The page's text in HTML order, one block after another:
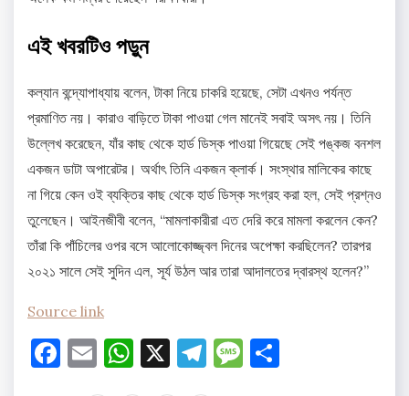
এই খবরটিও পড়ুন
কল্যান বন্দ্যোপাধ্যায় বলেন, টাকা নিয়ে চাকরি হয়েছে, সেটা এখনও পর্যন্ত
প্রমাণিত নয়। কারাও বাড়িতে টাকা পাওয়া গেল মানেই সবাই অসৎ নয়। তিনি
উল্লেখ করেছেন, যাঁর কাছ থেকে হার্ড ডিস্ক পাওয়া গিয়েছে সেই পঙ্কজ বনশল
একজন ডাটা অপারেটর। অর্থাৎ তিনি একজন ক্লার্ক। সংস্থার মালিকের কাছে
না গিয়ে কেন ওই ব্যক্তির কাছ থেকে হার্ড ডিস্ক সংগ্রহ করা হল, সেই প্রশ্নও
তুলেছেন। আইনজীবী বলেন, “মামলাকারীরা এত দেরি করে মামলা করলেন কেন?
তাঁরা কি পাঁচিলের ওপর বসে আলোকোজ্জ্বল দিনের অপেক্ষা করছিলেন? তারপর
২০২১ সালে সেই সুদিন এল, সূর্য উঠল আর তারা আদালতের দ্বারস্থ হলেন?”
Source link
Facebook
EmailWhatsApp
X Telegram
Message